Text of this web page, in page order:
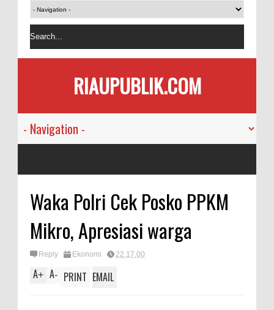
RIAUPUBLIK.COM
Waka Polri Cek Posko PPKM
Mikro, Apresiasi warga
Reply Ekonomi 22.17.00
A+ A- PRINT EMAIL